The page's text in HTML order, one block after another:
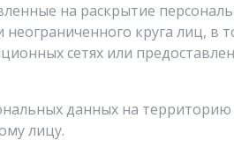
на раскрытие
круга лиц, в
сетях или
данных на территорию
лицу.